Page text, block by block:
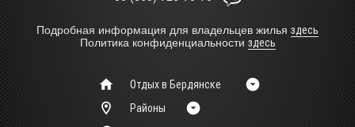
Подробная информация для владельцев жилья здесь
Политика конфиденциальности здесь
Отдых в Бердянске
Районы